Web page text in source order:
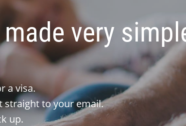
very
a visa.
straight to your email.
up.